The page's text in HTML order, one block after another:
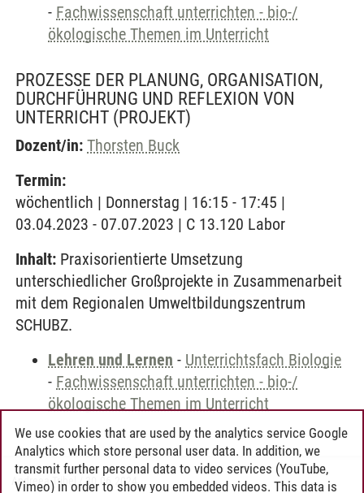
- Fachwissenschaft unterrichten - bio-/
ökologische Themen im Unterricht
PROZESSE DER PLANUNG, ORGANISATION,
DURCHFÜHRUNG UND REFLEXION VON
UNTERRICHT (PROJEKT)
Dozent/in: Thorsten Buck
Termin:
wöchentlich | Donnerstag | 16:15 - 17:45 |
03.04.2023 - 07.07.2023 | C 13.120 Labor
Inhalt: Praxisorientierte Umsetzung
unterschiedlicher Großprojekte in Zusammenarbeit
mit dem Regionalen Umweltbildungszentrum
SCHUBZ.
Lehren und Lernen - Unterrichtsfach Biologie
- Fachwissenschaft unterrichten - bio-/
ökologische Themen im Unterricht
Andreea Tribel 30.06.2024
We use cookies that are used by the analytics service Google
Analytics which store personal user data. In addition, we
transmit further personal data to video services (YouTube,
Vimeo) in order to show you embedded videos. This data is